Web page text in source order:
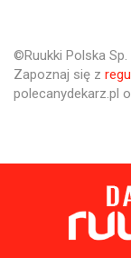
©Ruukki Polska Sp.
Zapoznaj się z
polecanydekarz.pl